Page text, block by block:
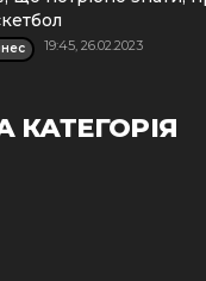
19:45, 26.02.2023
КАТЕГОРІЯ